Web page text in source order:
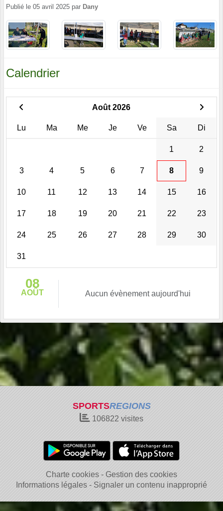
Publié le 05 avril 2025 par Dany
Calendrier
Août 2026
Lu Ma Me Je Ve Sa Di
1 2
3 4 5 6 7 8 9
10 11 12 13 14 15 16
17 18 19 20 21 22 23
24 25 26 27 28 29 30
31
08
AOÛT Aucun évènement aujourd'hui
SPORTSREGIONS
106822 visites
Charte cookies
Gestion des cookies
Informations légales
Signaler un contenu inapproprié